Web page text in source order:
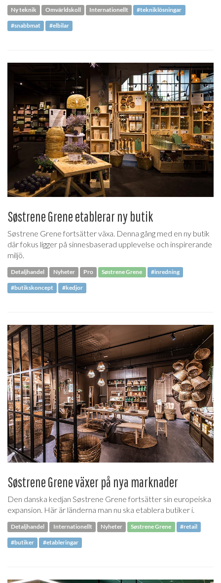
Ny teknik Omvärldskoll Internationellt #tekniklösningar
#snabbmat #elbilar
Søstrene Grene etablerar ny butik
Søstrene Grene fortsätter växa. Denna gång med en ny butik
där fokus ligger på sinnesbaserad upplevelse och inspirerande
miljö.
Detaljhandel Nyheter Pro Søstrene Grene #inredning
#butikskoncept #kedjor
Søstrene Grene växer på nya marknader
Den danska kedjan Søstrene Grene fortsätter sin europeiska
expansion. Här är länderna man nu ska etablera butiker i.
Detaljhandel Internationellt Nyheter Søstrene Grene #retail
#butiker #etableringar